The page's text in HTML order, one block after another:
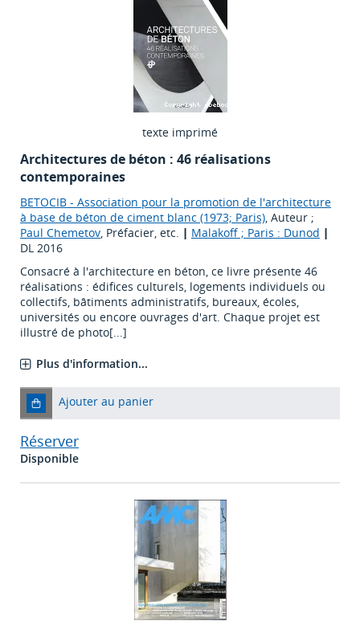
texte imprimé
Architectures de béton : 46 réalisations
contemporaines
BETOCIB - Association pour la promotion de l'architecture
à base de béton de ciment blanc (1973; Paris), Auteur ;
Paul Chemetov, Préfacier, etc. | Malakoff ; Paris : Dunod |
DL 2016
Consacré à l'architecture en béton, ce livre présente 46
réalisations : édifices culturels, logements individuels ou
collectifs, bâtiments administratifs, bureaux, écoles,
universités ou encore ouvrages d'art. Chaque projet est
illustré de photo[...]
Plus d'information...
Ajouter au panier
Réserver
Disponible